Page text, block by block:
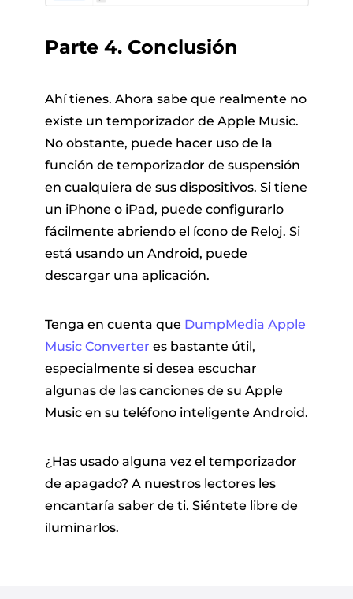
Parte 4. Conclusión
Ahí tienes. Ahora sabe que realmente no
existe un temporizador de Apple Music.
No obstante, puede hacer uso de la
función de temporizador de suspensión
en cualquiera de sus dispositivos. Si tiene
un iPhone o iPad, puede configurarlo
fácilmente abriendo el ícono de Reloj. Si
está usando un Android, puede
descargar una aplicación.
Tenga en cuenta que DumpMedia Apple
Music Converter es bastante útil,
especialmente si desea escuchar
algunas de las canciones de su Apple
Music en su teléfono inteligente Android.
¿Has usado alguna vez el temporizador
de apagado? A nuestros lectores les
encantaría saber de ti. Siéntete libre de
iluminarlos.